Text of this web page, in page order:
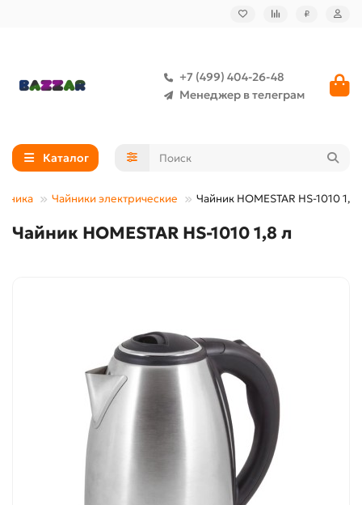
₽
+7 (499) 404-26-48
Менеджер в телеграм
Каталог
Чайники электрические Чайник HOMESTAR HS-1010 1,8
Чайник HOMESTAR HS-1010 1,8 л